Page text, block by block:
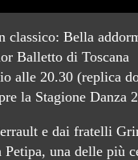
Bella
Balletto di Toscana
alle 20.30 (replica
la Stagione Danza
e dai fratelli
Petipa, una delle più